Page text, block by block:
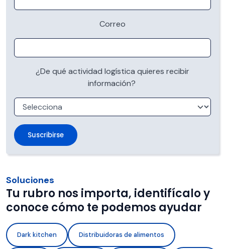
Correo
¿De qué actividad logística quieres recibir
información?
Soluciones
Tu rubro nos importa, identifícalo y
conoce cómo te podemos ayudar
Dark kitchen Distribuidoras de alimentos